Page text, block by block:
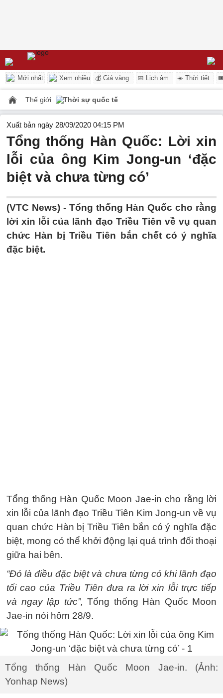
Mới nhất Xem nhiều 💰 Giá vàng 📅 Lịch âm ☀️ Thời tiết
Thế giới Thời sự quốc tế
Xuất bản ngày 28/09/2020 04:15 PM
Tổng thống Hàn Quốc: Lời xin
lỗi của ông Kim Jong-un ‘đặc
biệt và chưa từng có’
(VTC News) - Tổng thống Hàn Quốc cho rằng
lời xin lỗi của lãnh đạo Triều Tiên về vụ quan
chức Hàn bị Triều Tiên bắn chết có ý nghĩa
đặc biệt.
Tổng thống Hàn Quốc Moon Jae-in cho rằng lời
xin lỗi của lãnh đạo Triều Tiên Kim Jong-un về vụ
quan chức Hàn bị Triều Tiên bắn có ý nghĩa đặc
biệt, mong có thể khởi động lại quá trình đối thoại
giữa hai bên.
“Đó là điều đặc biệt và chưa từng có khi lãnh đạo
tối cao của Triều Tiên đưa ra lời xin lỗi trực tiếp
và ngay lập tức”, Tổng thống Hàn Quốc Moon
Jae-in nói hôm 28/9.
Tổng thống Hàn Quốc Moon Jae-in. (Ảnh:
Yonhap News)